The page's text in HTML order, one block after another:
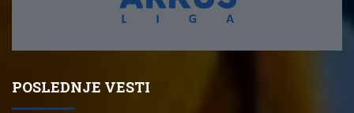
POSLEDNJE VESTI